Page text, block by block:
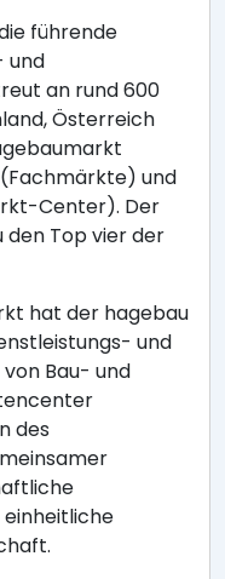
führende
und
an rund 600
Österreich
(Fachmärkte) und
Center). Der
den Top vier der
hat der hagebau
und
Bau- und
des